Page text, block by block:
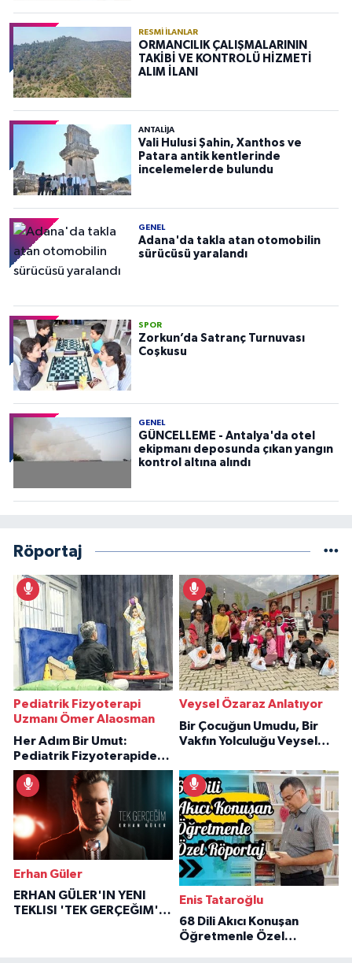
RESMI İLANLAR
ORMANCILIK ÇALIŞMALARININ
TAKİBİ VE KONTROLÜ HİZMETİ
ALIM İLANI
ANTALIJA
Vali Hulusi Şahin, Xanthos ve
Patara antik kentlerinde
incelemelerde bulundu
GENEL
Adana'da takla atan otomobilin
sürücüsü yaralandı
SPOR
Zorkun’da Satranç Turnuvası
Coşkusu
GENEL
GÜNCELLEME - Antalya'da otel
ekipmanı deposunda çıkan yangın
kontrol altına alındı
Röportaj
Pediatrik Fizyoterapi
Uzmanı Ömer Alaosman
Her Adım Bir Umut:
Pediatrik Fizyoterapiden
İlham Veren Hikâyeler
Veysel Özaraz Anlatıyor
Bir Çocuğun Umudu, Bir
Vakfın Yolculuğu Veysel
Erhan Güler
ERHAN GÜLER'IN YENI
TEKLISI 'TEK GERÇEĞIM'LE
Enis Tataroğlu
68 Dili Akıcı Konuşan
Öğretmenle Özel